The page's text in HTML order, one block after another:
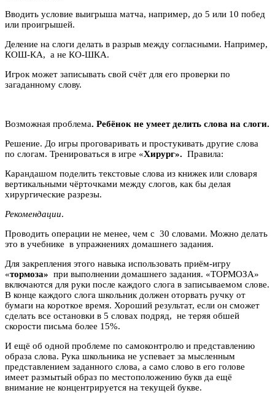
Вводить условие выигрыша матча, например, до 5 или 10 побед
или проигрышей.
Деление на слоги делать в разрыв между согласными. Например,
КОШ-КА, а не КО-ШКА.
Игрок может записывать свой счёт для его проверки по
загаданному слову.
Возможная проблема. Ребёнок не умеет делить слова на слоги.
Решение. До игры проговаривать и простукивать другие слова
по слогам. Тренироваться в игре «Хирург». Правила:
Карандашом поделить текстовые слова из книжек или словаря
вертикальными чёрточками между слогов, как бы делая
хирургические разрезы.
Рекомендации.
Проводить операции не менее, чем с 30 словами. Можно делать
это в учебнике в упражнениях домашнего задания.
Для закрепления этого навыка использовать приём-игру
«тормоза» при выполнении домашнего задания. «ТОРМОЗА»
включаются для руки после каждого слога в записываемом слове.
В конце каждого слога школьник должен оторвать ручку от
бумаги на короткое время. Хороший результат, если он сможет
сделать все остановки в 5 словах подряд, не теряя обшей
скорости письма более 15%.
И ещё об одной проблеме по самоконтролю и представлению
образа слова. Рука школьника не успевает за мысленным
представлением заданного слова, а само слово в его голове
имеет размытый образ по местоположению букв да ещё
внимание не концентрируется на текущей букве.